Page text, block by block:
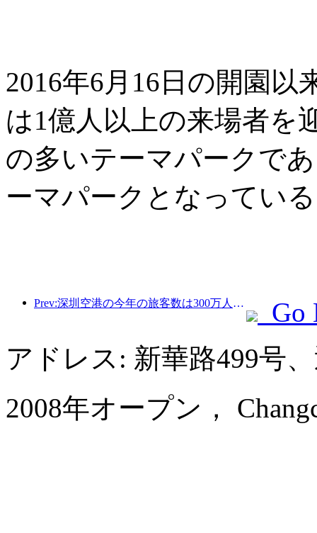
2016年6月16日の開園
は1億人以上の来場者を
の多いテーマパークで
ーマパークとなってい
Prev:深圳空港の今年の旅客数は300万人を超え、同期間の新記録を樹立した。
Go
アドレス: 新華路499号
2008年オープン，